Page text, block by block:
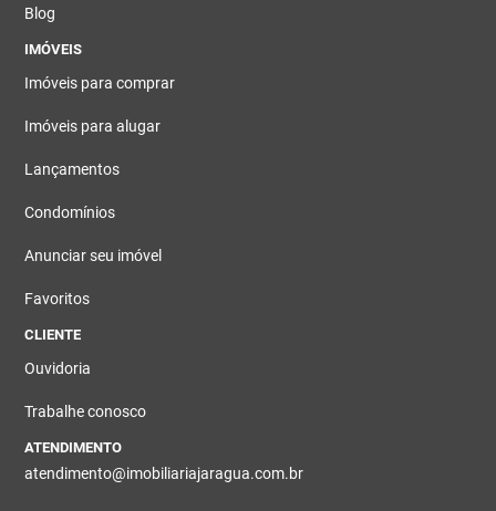
Blog
IMÓVEIS
Imóveis para comprar
Imóveis para alugar
Lançamentos
Condomínios
Anunciar seu imóvel
Favoritos
CLIENTE
Ouvidoria
Trabalhe conosco
ATENDIMENTO
atendimento@imobiliariajaragua.com.br